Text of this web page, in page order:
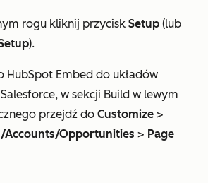
rogu kliknij przycisk Setup (lub
).
HubSpot Embed do układów
w sekcji Build w lewym
przejdź do Customize >
Accounts/Opportunities > Page